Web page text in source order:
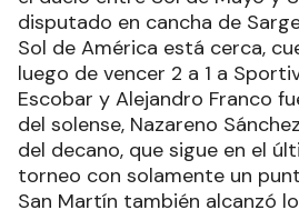
disputado en cancha de
Sol de América está cerca,
luego de vencer 2 a 1 a
Escobar y Alejandro Franco
del solense, Nazareno
del decano, que sigue en el
torneo con solamente un
San Martín también alcanzó